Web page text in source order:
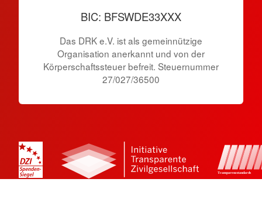
BIC: BFSWDE33XXX
Das DRK e.V. ist als gemeinnützige
Organisation anerkannt und von der
Körperschaftssteuer befreit. Steuernummer
27/027/36500